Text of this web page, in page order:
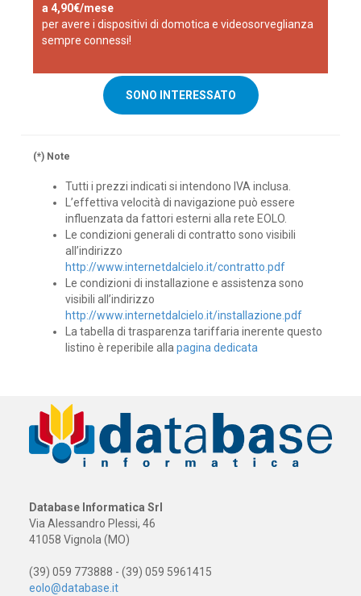
a 4,90€/mese
per avere i dispositivi di domotica e videosorveglianza
sempre connessi!
SONO INTERESSATO
(*) Note
Tutti i prezzi indicati si intendono IVA inclusa.
L’effettiva velocità di navigazione può essere
influenzata da fattori esterni alla rete EOLO.
Le condizioni generali di contratto sono visibili
all’indirizzo
http://www.internetdalcielo.it/contratto.pdf
Le condizioni di installazione e assistenza sono
visibili all’indirizzo
http://www.internetdalcielo.it/installazione.pdf
La tabella di trasparenza tariffaria inerente questo
listino è reperibile allapagina dedicata
Database Informatica Srl
Via Alessandro Plessi, 46
41058 Vignola (MO)
(39) 059 773888 - (39) 059 5961415
eolo@database.it